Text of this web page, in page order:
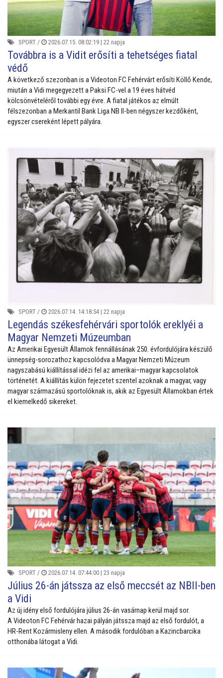
SPORT / 2026.07.15. 08:02:19 | 22 napja
Továbbra is a Vidit erősíti a tehetséges fiatal
védő
A következő szezonban is a Videoton FC Fehérvárt erősíti Köllő Kende,
miután a Vidi megegyezett a Paksi FC-vel a 19 éves hátvéd
kölcsönvételéről további egy évre. A fiatal játékos az elmúlt
félszezonban a Merkantil Bank Liga NB II-ben négyszer kezdőként,
egyszer csereként lépett pályára.
SPORT / 2026.07.14. 14:18:54 | 22 napja
Legendás székesfehérvári sportolók ereklyéi a
Magyar Nemzeti Múzeumban
Az Amerikai Egyesült Államok fennállásának 250. évfordulójára készülő
ünnepség-sorozathoz kapcsolódva a Magyar Nemzeti Múzeum
nagyszabású kiállítással idézi fel az amerikai–magyar kapcsolatok
történetét. A kiállítás külön fejezetet szentel azoknak a magyar, vagy
magyar származású sportolóknak is, akik az Egyesült Államokban értek
el kiemelkedő sikereket.
SPORT / 2026.07.14. 07:44:00 | 23 napja
Július 26-án játssza az első meccsét az NBII-ben
a Vidi
Az új idény első fordulójára július 26-án vasárnap kerül majd sor.
AVideoton FC Fehérvár hazai pályán játssza majd az első fordulót, a
HR-Rent Kozármisleny ellen. A második fordulóban a Kazincbarcika
otthonába látogat a Vidi.